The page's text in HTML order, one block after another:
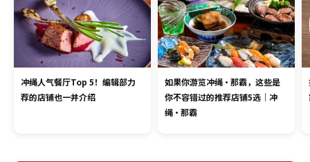
冲绳人气餐厅Top 5！编辑部力
荐的店铺也一并介绍
如果你游览冲绳・那霸，这些是
你不容错过的推荐店铺5选｜冲
绳・那霸